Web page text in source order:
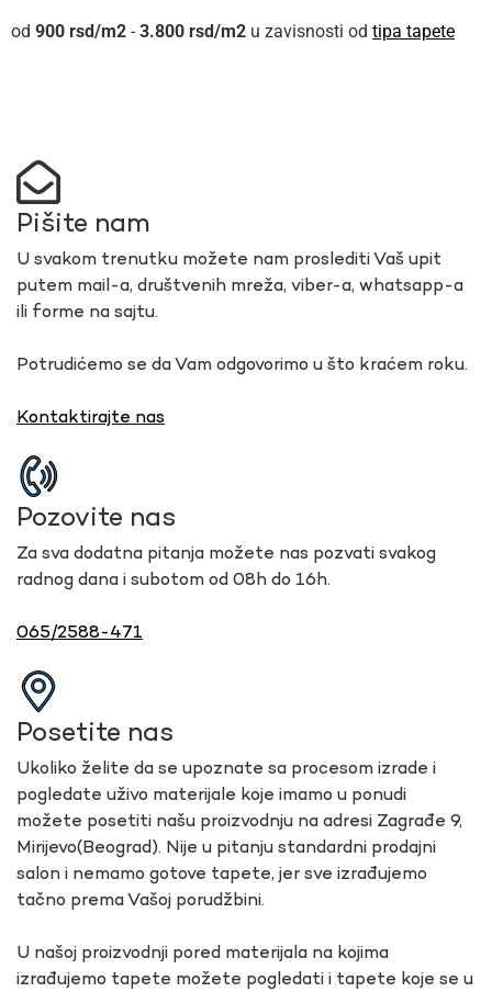
900 rsd - 3.800 rsd u zavisnosti od tipa tapete
Pišite nam
U svakom trenutku možete nam proslediti Vaš upit
putem mail-a, društvenih mreža, viber-a, whatsapp-a
ili forme na sajtu.
Potrudićemo se da Vam odgovorimo u što kraćem roku.
Kontaktirajte nas
Pozovite nas
Za sva dodatna pitanja možete nas pozvati svakog
radnog dana i subotom od 08h do 16h.
065/2588-471
Posetite nas
Ukoliko želite da se upoznate sa procesom izrade i
pogledate uživo materijale koje imamo u ponudi
možete posetiti našu proizvodnju na adresi Zagrađe 9,
Mirijevo(Beograd). Nije u pitanju standardni prodajni
salon i nemamo gotove tapete, jer sve izrađujemo
tačno prema Vašoj porudžbini.
U našoj proizvodnji pored materijala na kojima
izrađujemo tapete možete pogledati i tapete koje se u